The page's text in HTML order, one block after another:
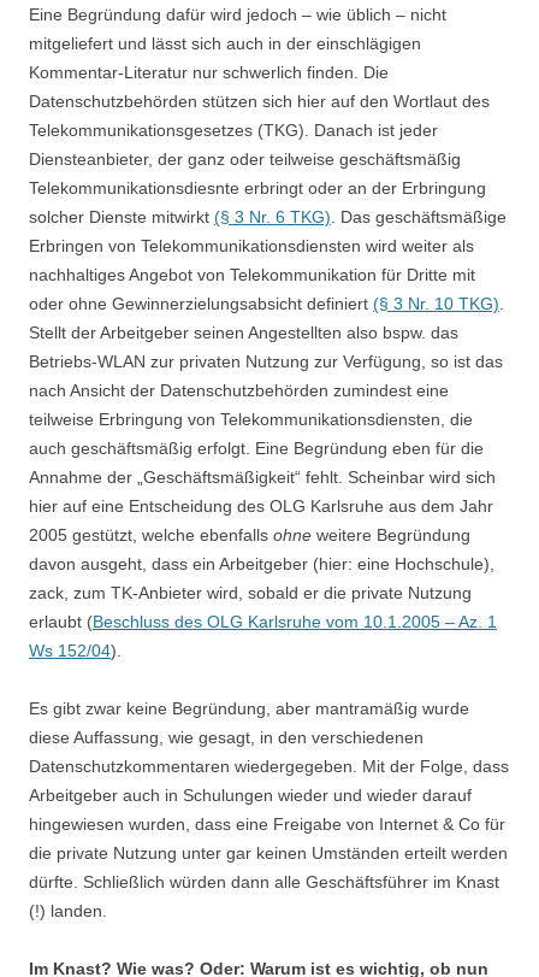
Eine Begründung dafür wird jedoch – wie üblich – nicht
mitgeliefert und lässt sich auch in der einschlägigen
Kommentar-Literatur nur schwerlich finden. Die
Datenschutzbehörden stützen sich hier auf den Wortlaut des
Telekommunikationsgesetzes (TKG). Danach ist jeder
Diensteanbieter, der ganz oder teilweise geschäftsmäßig
Telekommunikationsdiesnte erbringt oder an der Erbringung
solcher Dienste mitwirkt (§ 3 Nr. 6 TKG) . Das geschäftsmäßige
Erbringen von Telekommunikationsdiensten wird weiter als
nachhaltiges Angebot von Telekommunikation für Dritte mit
oder ohne Gewinnerzielungsabsicht definiert (§ 3 Nr. 10 TKG)
Stellt der Arbeitgeber seinen Angestellten also bspw. das
Betriebs-WLAN zur privaten Nutzung zur Verfügung, so ist das
nach Ansicht der Datenschutzbehörden zumindest eine
teilweise Erbringung von Telekommunikationsdiensten, die
auch geschäftsmäßig erfolgt. Eine Begründung eben für die
Annahme der „Geschäftsmäßigkeit“ fehlt. Scheinbar wird sich
hier auf eine Entscheidung des OLG Karlsruhe aus dem Jahr
2005 gestützt, welche ebenfalls ohne weitere Begründung
davon ausgeht, dass ein Arbeitgeber (hier: eine Hochschule),
zack, zum TK-Anbieter wird, sobald er die private Nutzung
erlaubt (Beschluss des OLG Karlsruhe vom 10.1.2005 – Az. 1
Ws 152/04).
Es gibt zwar keine Begründung, aber mantramäßig wurde
diese Auffassung, wie gesagt, in den verschiedenen
Datenschutzkommentaren wiedergegeben. Mit der Folge, dass
Arbeitgeber auch in Schulungen wieder und wieder darauf
hingewiesen wurden, dass eine Freigabe von Internet & Co für
die private Nutzung unter gar keinen Umständen erteilt werden
dürfte. Schließlich würden dann alle Geschäftsführer im Knast
(!) landen.
Im Knast? Wie was? Oder: Warum ist es wichtig, ob nun